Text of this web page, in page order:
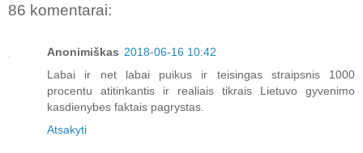
86 komentarai:
Anonimiškas 2018-06-16 10:42
Labai ir net labai puikus ir teisingas straipsnis 1000
procentu atitinkantis ir realiais tikrais Lietuvo gyvenimo
kasdienybes faktais pagrystas.
Atsakyti